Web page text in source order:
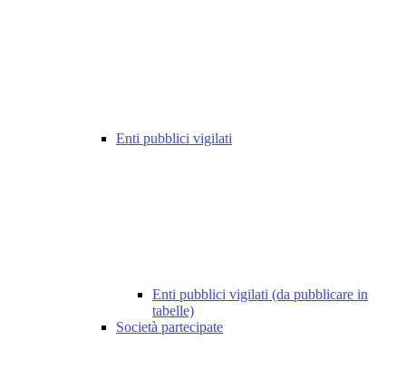
Enti pubblici vigilati
Enti pubblici vigilati (da pubblicare in
tabelle)
Società partecipate